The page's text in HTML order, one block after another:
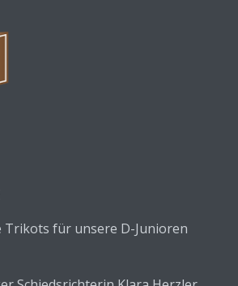
Trikots für unsere D-Junioren